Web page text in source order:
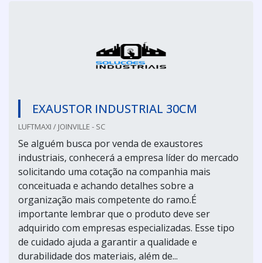
EXAUSTOR INDUSTRIAL 30CM
LUFTMAXI / JOINVILLE - SC
Se alguém busca por venda de exaustores
industriais, conhecerá a empresa líder do mercado
solicitando uma cotação na companhia mais
conceituada e achando detalhes sobre a
organização mais competente do ramo.É
importante lembrar que o produto deve ser
adquirido com empresas especializadas. Esse tipo
de cuidado ajuda a garantir a qualidade e
durabilidade dos materiais, além de...